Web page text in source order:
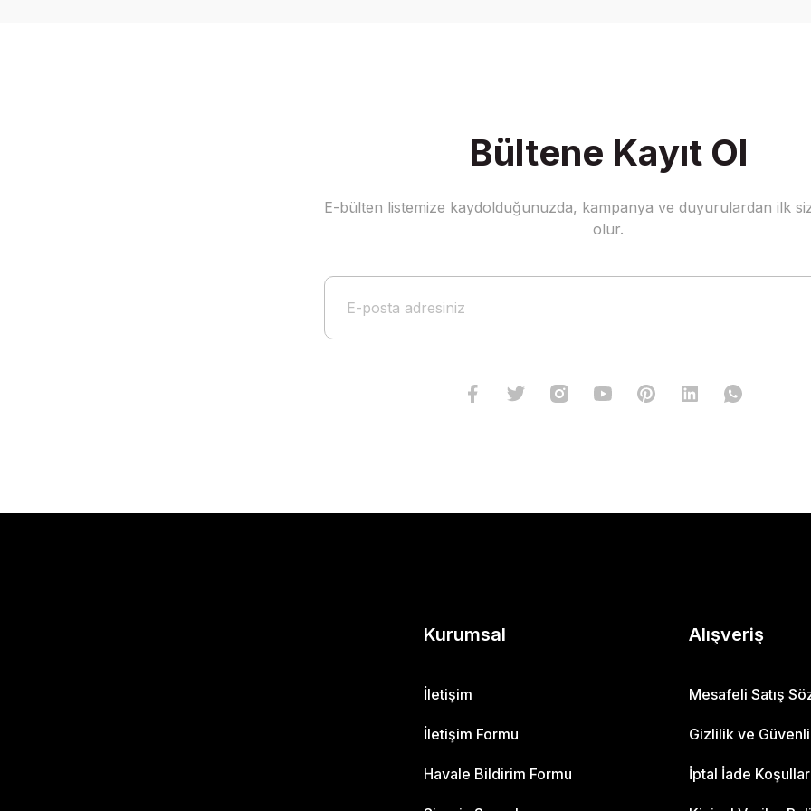
Bültene Kayıt Ol
E-bülten listemize kaydolduğunuzda, kampanya ve duyurulardan ilk
olur.
Kurumsal
İletişim
İletişim Formu
Havale Bildirim Formu
Alışveriş
Mesafeli Satış
Gizlilik ve
İptal İade